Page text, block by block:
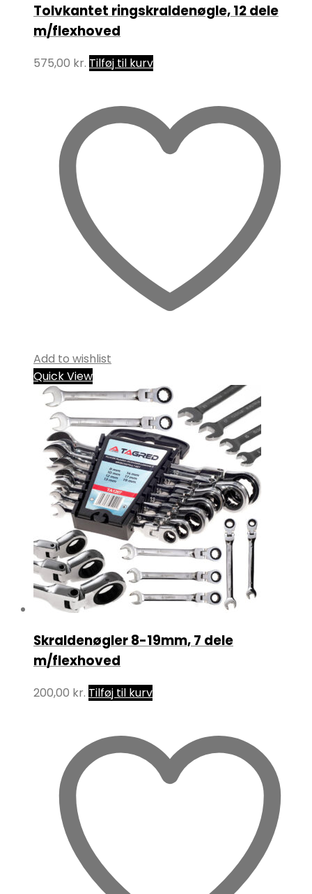
Tolvkantet ringskraldenøgle, 12 dele
m/flexhoved
575,00 kr. Tilføj til kurv
Add to wishlist
Quick View
Skraldenøgler 8-19mm, 7 dele
m/flexhoved
200,00 kr. Tilføj til kurv